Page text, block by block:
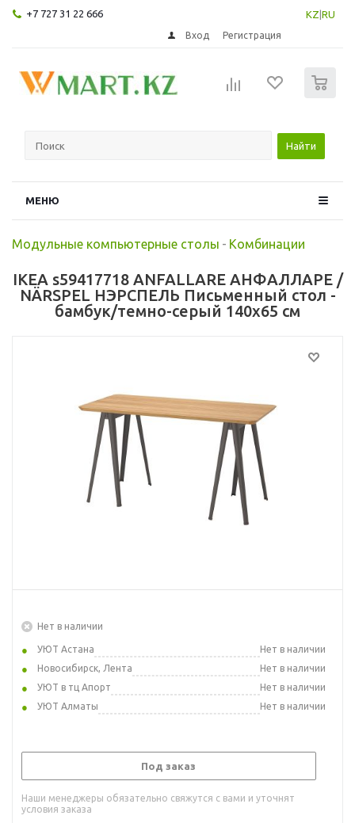
+7 727 31 22 666 KZ RU
Вход Регистрация
Найти
МЕНЮ
Модульные компьютерные столы - Комбинации
IKEA s59417718 ANFALLARE АНФАЛЛАРЕ /
NÄRSPEL НЭРСПЕЛЬ Письменный стол -
бамбук/темно-серый 140x65 см
Нет в наличии
УЮТ Астана
Нет в наличии
Новосибирск, Лента
Нет в наличии
УЮТ в тц Апорт
Нет в наличии
УЮТ Алматы
Нет в наличии
Под заказ
Наши менеджеры обязательно свяжутся с вами и уточнят
условия заказа